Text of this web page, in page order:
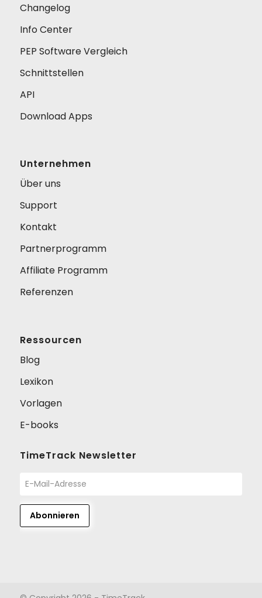
Changelog
Info Center
PEP Software Vergleich
Schnittstellen
API
Download Apps
Unternehmen
Über uns
Support
Kontakt
Partnerprogramm
Affiliate Programm
Referenzen
Ressourcen
Blog
Lexikon
Vorlagen
E-books
TimeTrack Newsletter